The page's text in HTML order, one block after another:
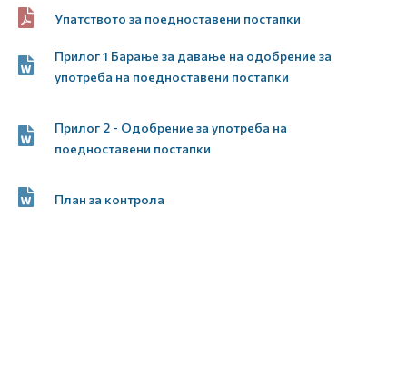
Упатството за поедноставени постапки
Прилог 1 Барање за давање на одобрение за
употреба на поедноставени постапки
Прилог 2 - Одобрение за употреба на
поедноставени постапки
План за контрола